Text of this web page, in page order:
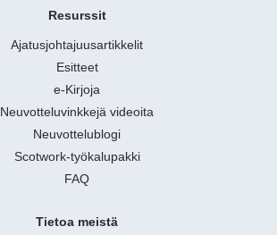
Resurssit
Ajatusjohtajuusartikkelit
Esitteet
e-Kirjoja
Neuvotteluvinkkejä videoita
Neuvottelublogi
Scotwork-työkalupakki
FAQ
Tietoa meistä